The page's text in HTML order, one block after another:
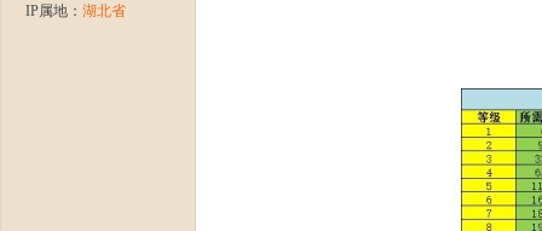
IP属地： 湖北省